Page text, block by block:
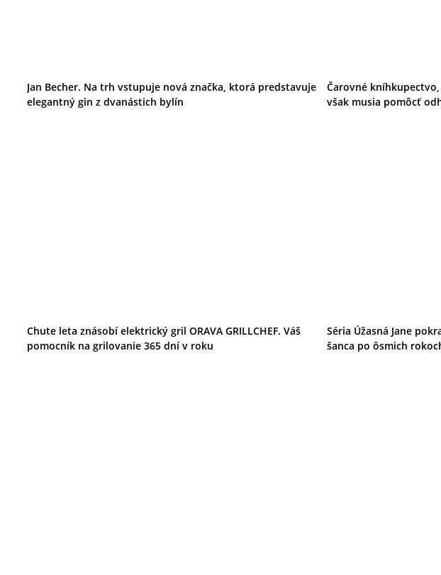
Jan Becher. Na trh vstupuje nová značka, ktorá predstavuje
elegantný gin z dvanástich bylín
Čarovné
však musia pomôcť
Chute leta znásobí elektrický gril ORAVA GRILLCHEF. Váš
pomocník na grilovanie 365 dní v roku
Séria Úžasná Jane
šanca po ôsmich